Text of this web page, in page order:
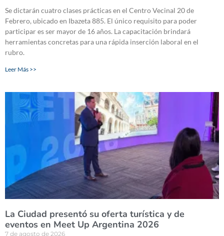
Se dictarán cuatro clases prácticas en el Centro Vecinal 20 de
Febrero, ubicado en Ibazeta 885. El único requisito para poder
participar es ser mayor de 16 años. La capacitación brindará
herramientas concretas para una rápida inserción laboral en el
rubro.
Leer Más >>
La Ciudad presentó su oferta turística y de
eventos en Meet Up Argentina 2026
7 de agosto de 2026